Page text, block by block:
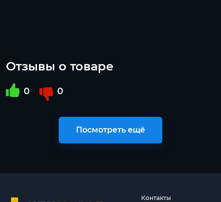
Отзывы о товаре
0 0
Посмотреть ещё
Контакты